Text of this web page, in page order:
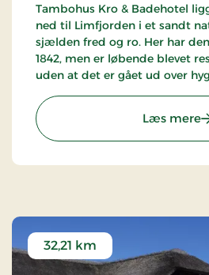
Tambohus Kro & Badehotel
ned til Limfjorden i et sandt
sjælden fred og ro. Her har
1842, men er løbende blevet
uden at det er gået ud over
fisketure og vandreture.
Læs mere:
32,21 km